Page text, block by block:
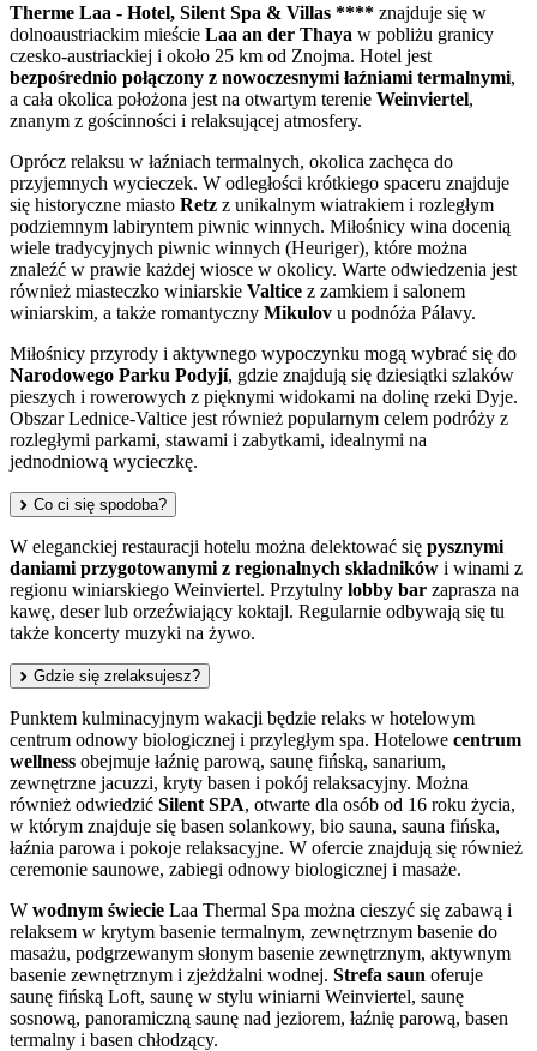
Therme Laa - Hotel, Silent Spa & Villas **** znajduje się w
dolnoaustriackim mieście Laa an der Thaya w pobliżu granicy
czesko-austriackiej i około 25 km od Znojma. Hotel jest
bezpośrednio połączony z nowoczesnymi łaźniami termalnymi,
a cała okolica położona jest na otwartym terenie Weinviertel,
znanym z gościnności i relaksującej atmosfery.
Oprócz relaksu w łaźniach termalnych, okolica zachęca do
przyjemnych wycieczek. W odległości krótkiego spaceru znajduje
się historyczne miasto Retz z unikalnym wiatrakiem i rozległym
podziemnym labiryntem piwnic winnych. Miłośnicy wina docenią
wiele tradycyjnych piwnic winnych (Heuriger), które można
znaleźć w prawie każdej wiosce w okolicy. Warte odwiedzenia jest
również miasteczko winiarskie Valtice z zamkiem i salonem
winiarskim, a także romantyczny Mikulov u podnóża Pálavy.
Miłośnicy przyrody i aktywnego wypoczynku mogą wybrać się do
Narodowego Parku Podyjí, gdzie znajdują się dziesiątki szlaków
pieszych i rowerowych z pięknymi widokami na dolinę rzeki Dyje.
Obszar Lednice-Valtice jest również popularnym celem podróży z
rozległymi parkami, stawami i zabytkami, idealnymi na
jednodniową wycieczkę.
Co ci się spodoba?
W eleganckiej restauracji hotelu można delektować się pysznymi
daniami przygotowanymi z regionalnych składników i winami z
regionu winiarskiego Weinviertel. Przytulny lobby bar zaprasza na
kawę, deser lub orzeźwiający koktajl. Regularnie odbywają się tu
także koncerty muzyki na żywo.
Gdzie się zrelaksujesz?
Punktem kulminacyjnym wakacji będzie relaks w hotelowym
centrum odnowy biologicznej i przyległym spa. Hotelowe centrum
wellness obejmuje łaźnię parową, saunę fińską, sanarium,
zewnętrzne jacuzzi, kryty basen i pokój relaksacyjny. Można
również odwiedzić Silent SPA, otwarte dla osób od 16 roku życia,
w którym znajduje się basen solankowy, bio sauna, sauna fińska,
łaźnia parowa i pokoje relaksacyjne. W ofercie znajdują się również
ceremonie saunowe, zabiegi odnowy biologicznej i masaże.
W wodnym świecie Laa Thermal Spa można cieszyć się zabawą i
relaksem w krytym basenie termalnym, zewnętrznym basenie do
masażu, podgrzewanym słonym basenie zewnętrznym, aktywnym
basenie zewnętrznym i zjeżdżalni wodnej. Strefa saun oferuje
saunę fińską Loft, saunę w stylu winiarni Weinviertel, saunę
sosnową, panoramiczną saunę nad jeziorem, łaźnię parową, basen
termalny i basen chłodzący.